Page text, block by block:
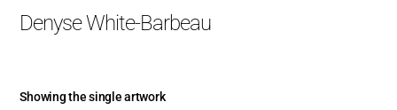
Denyse White-Barbeau
Showing the single artwork